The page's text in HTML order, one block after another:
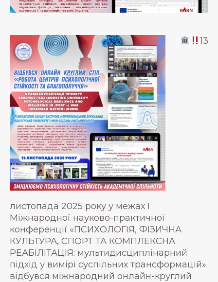
13
листопада 2025 року у межах І
Міжнародної науково-практичної
конференції «ПСИХОЛОГІЯ, ФІЗИЧНА
КУЛЬТУРА, СПОРТ ТА КОМПЛЕКСНА
РЕАБІЛІТАЦІЯ: мультидисциплінарний
підхід у вимірі суспільних трансформацій»
відбувся міжнародний онлайн-круглий